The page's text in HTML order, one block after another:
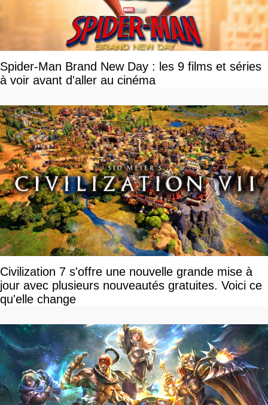
Spider-Man Brand New Day : les 9 films et séries
à voir avant d'aller au cinéma
Civilization 7 s'offre une nouvelle grande mise à
jour avec plusieurs nouveautés gratuites. Voici ce
qu'elle change